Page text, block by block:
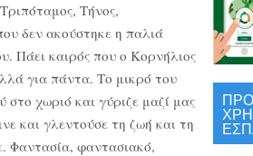
Τήνος,
δεν ακούστηκε η παλιά
Πάει καιρός που ο Κορνήλιος
για πάντα. Το μικρό του
χωριό και γύριζε μαζί μας
και γλεντούσε τη ζωή και τη
Φαντασία, φαντασιακό,